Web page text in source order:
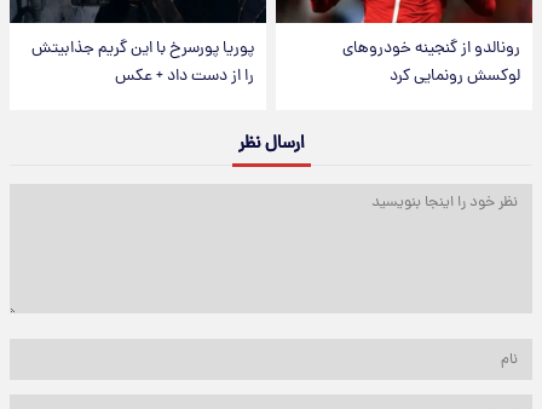
رونالدو از گنجینه خودروهای
لوکسش رونمایی کرد
پوریا پورسرخ با این گریم جذابیتش
را از دست داد + عکس
ارسال نظر